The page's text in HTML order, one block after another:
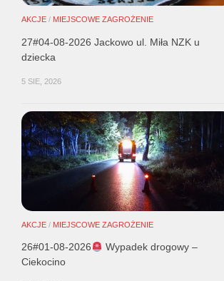
AKCJE / MIEJSCOWE ZAGROŻENIE
27#04-08-2026 Jackowo ul. Miła NZK u
dziecka
5 SIE, 2026
AKCJE / MIEJSCOWE ZAGROŻENIE
26#01-08-2026
Wypadek drogowy –
Ciekocino